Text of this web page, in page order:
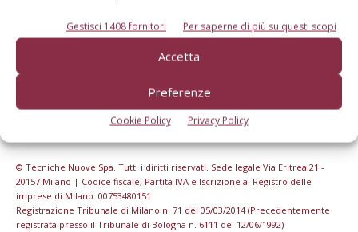
Gestisci 1408 fornitori Per saperne di più su questi scopi
Accetta
Preferenze
Cookie Policy Privacy Policy
© Tecniche Nuove Spa. Tutti i diritti riservati. Sede legale Via Eritrea 21 -
20157 Milano | Codice fiscale, Partita IVA e Iscrizione al Registro delle
imprese di Milano: 00753480151
Registrazione Tribunale di Milano n. 71 del 05/03/2014 (Precedentemente
registrata presso il Tribunale di Bologna n. 6111 del 12/06/1992)